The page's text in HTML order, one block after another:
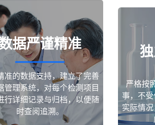
据严谨精准
准的数据支持，建立了完善
管理系统，对每个检测项目
行详细记录与归档，以便随
时查阅追溯。
严格按
事，不
实际情